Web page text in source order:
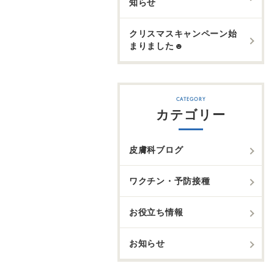
知らせ
クリスマスキャンペーン始
まりました☻
カテゴリー
皮膚科ブログ
ワクチン・予防接種
お役立ち情報
お知らせ